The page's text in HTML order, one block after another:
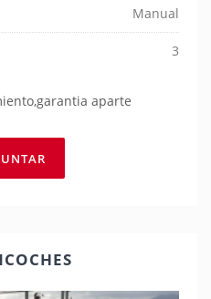
Manual
3
aparte